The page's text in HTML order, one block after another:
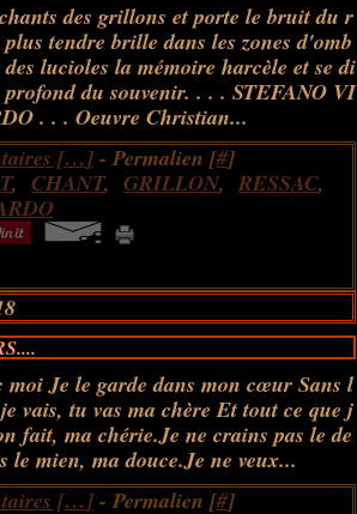
des grillons et porte le bruit du r
tendre brille dans les zones d'omb
lucioles la mémoire harcèle et se di
du souvenir. . . . STEFANO VI
. . . Oeuvre Christian...
[…]- Permalien [#]
, CHANT, GRILLON, RESSAC,
Je le garde dans mon cœur Sans l
vais, tu vas ma chère Et tout ce que j
fait, ma chérie.Je ne crains pas le de
le mien, ma douce.Je ne veux...
[…]- Permalien [#]